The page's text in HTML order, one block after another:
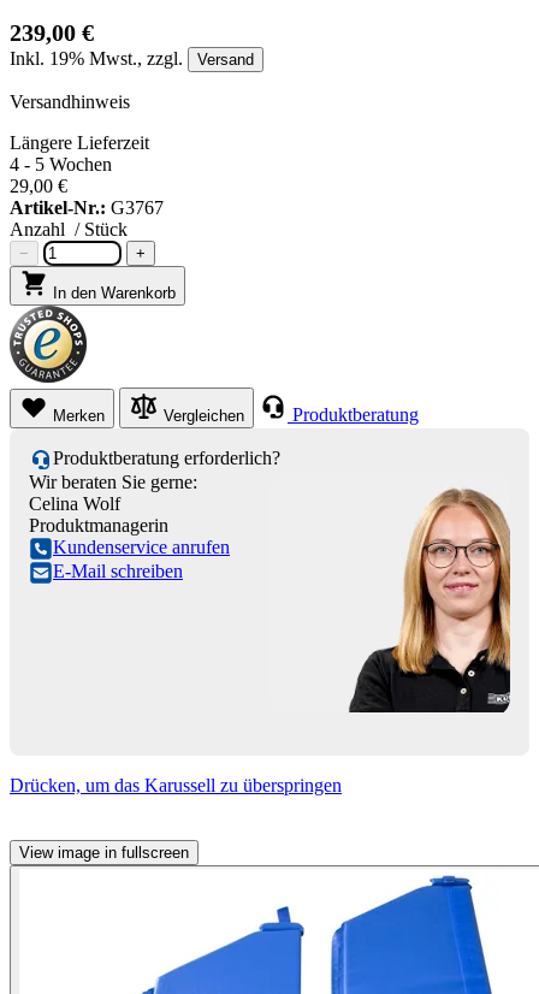
239,00 €
Inkl. 19% Mwst., zzgl. Versand
Versandhinweis
Längere Lieferzeit
4 - 5 Wochen
29,00 €
Artikel-Nr.: G3767
Anzahl / Stück
− +
In den Warenkorb
Merken Vergleichen Produktberatung
Produktberatung erforderlich?
Wir beraten Sie gerne:
Celina Wolf
Produktmanagerin
Kundenservice anrufen
E-Mail schreiben
Drücken, um das Karussell zu überspringen
View image in fullscreen